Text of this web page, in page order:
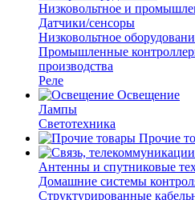
Низковольтное и
Датчики/сенсоры
Низковольтное
Промышленные
производства
Реле
Освещение
Лампы
Светотехника
Прочие
Антенны и спутниковые
Домашние системы
Структурированные